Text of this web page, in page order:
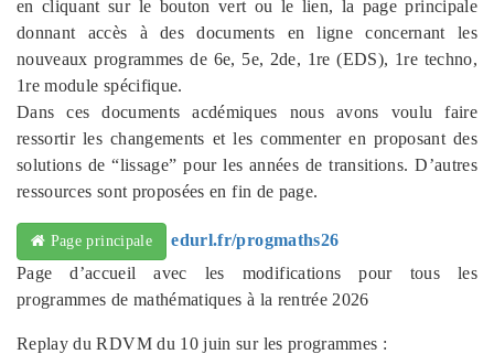
en cliquant sur le bouton vert ou le lien, la page principale
donnant accès à des documents en ligne concernant les
nouveaux programmes de 6e, 5e, 2de, 1re (EDS), 1re techno,
1re module spécifique.
Dans ces documents acdémiques nous avons voulu faire
ressortir les changements et les commenter en proposant des
solutions de “lissage” pour les années de transitions. D’autres
ressources sont proposées en fin de page.
Page principale
edurl.fr/progmaths26
Page d’accueil avec les modifications pour tous les
programmes de mathématiques à la rentrée 2026
Replay du RDVM du 10 juin sur les programmes :